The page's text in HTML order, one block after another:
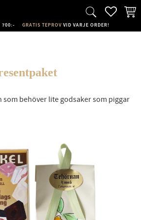
700:- GRATIS TEPROV VID VARJE ORDER!
behöver lite godsaker som piggar